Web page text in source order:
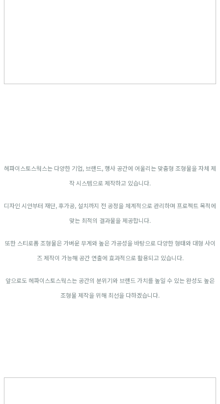
헤파이스토스웍스는 다양한 기업, 브랜드, 행사 공간에 어울리는 맞춤형 조형물을 자체 제
작 시스템으로 제작하고 있습니다.
디자인 시안부터 재단, 후가공, 설치까지 전 공정을 체계적으로 관리하며 프로젝트 목적에
맞는 최적의 결과물을 제공합니다.
또한 스티로폼 조형물은 가벼운 무게와 높은 가공성을 바탕으로 다양한 형태와 대형 사이
즈 제작이 가능해 공간 연출에 효과적으로 활용되고 있습니다.
앞으로도 헤파이스토스웍스는 공간의 분위기와 브랜드 가치를 높일 수 있는 완성도 높은
조형물 제작을 위해 최선을 다하겠습니다.